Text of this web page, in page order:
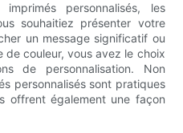
personnalisés, les
souhaitiez présenter votre
un message significatif ou
de couleur, vous avez le choix
de personnalisation. Non
personnalisés sont pratiques
offrent également une façon